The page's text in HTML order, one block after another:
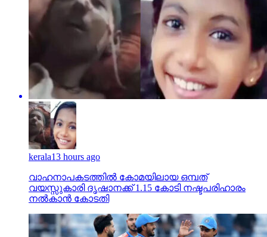
kerala 13 hours ago
വാഹനാപകടത്തില്‍ കോമയിലായ ഒമ്പത്
വയസ്സുകാരി ദൃഷാനക്ക് 1.15 കോടി നഷ്ടപരിഹാരം
നല്‍കാന്‍ കോടതി